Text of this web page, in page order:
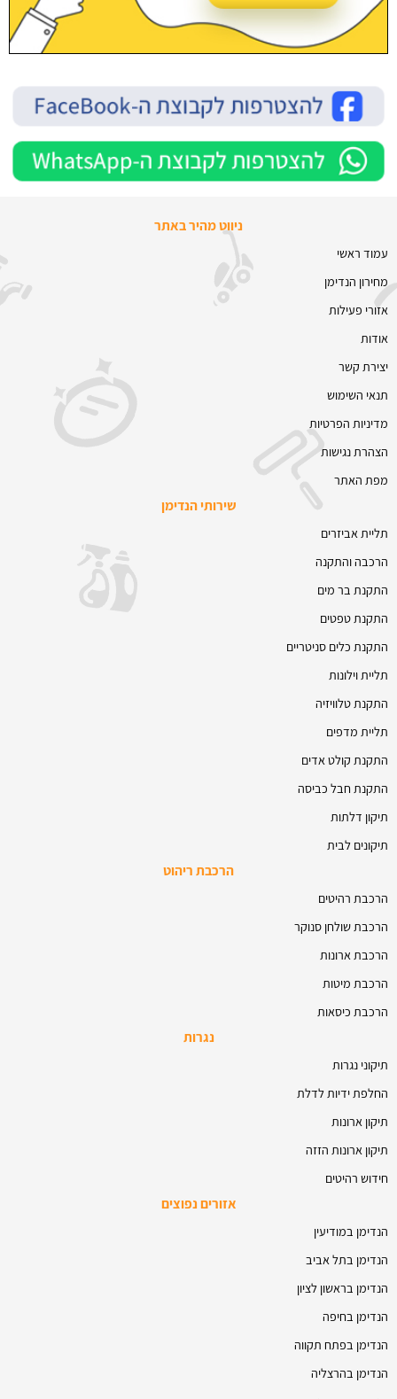
ניווט מהיר באתר
עמוד ראשי
מחירון הנדימן
אזורי פעילות
אודות
יצירת קשר
תנאי השימוש
מדיניות הפרטיות
הצהרת נגישות
מפת האתר
שירותי הנדימן
תליית אביזרים
הרכבה והתקנה
התקנת בר מים
התקנת טפטים
התקנת כלים סניטריים
תליית וילונות
התקנת טלוויזיה
תליית מדפים
התקנת קולט אדים
התקנת חבל כביסה
תיקון דלתות
תיקונים לבית
הרכבת ריהוט
הרכבת רהיטים
הרכבת שולחן סנוקר
הרכבת ארונות
הרכבת מיטות
הרכבת כיסאות
נגרות
תיקוני נגרות
החלפת ידיות לדלת
תיקון ארונות
תיקון ארונות הזזה
חידוש רהיטים
אזורים נפוצים
הנדימן במודיעין
הנדימן בתל אביב
הנדימן בראשון לציון
הנדימן בחיפה
הנדימן בפתח תקווה
הנדימן בהרצליה